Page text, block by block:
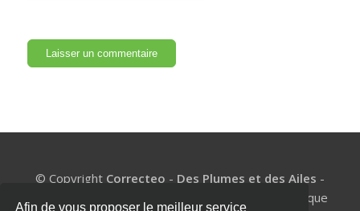
Afin de vous proposer le meilleur service
© Copyright Correcteo - Des Plumes et des Ailes -
BE1002.977.327 - Un coach de mémoire pour chaque